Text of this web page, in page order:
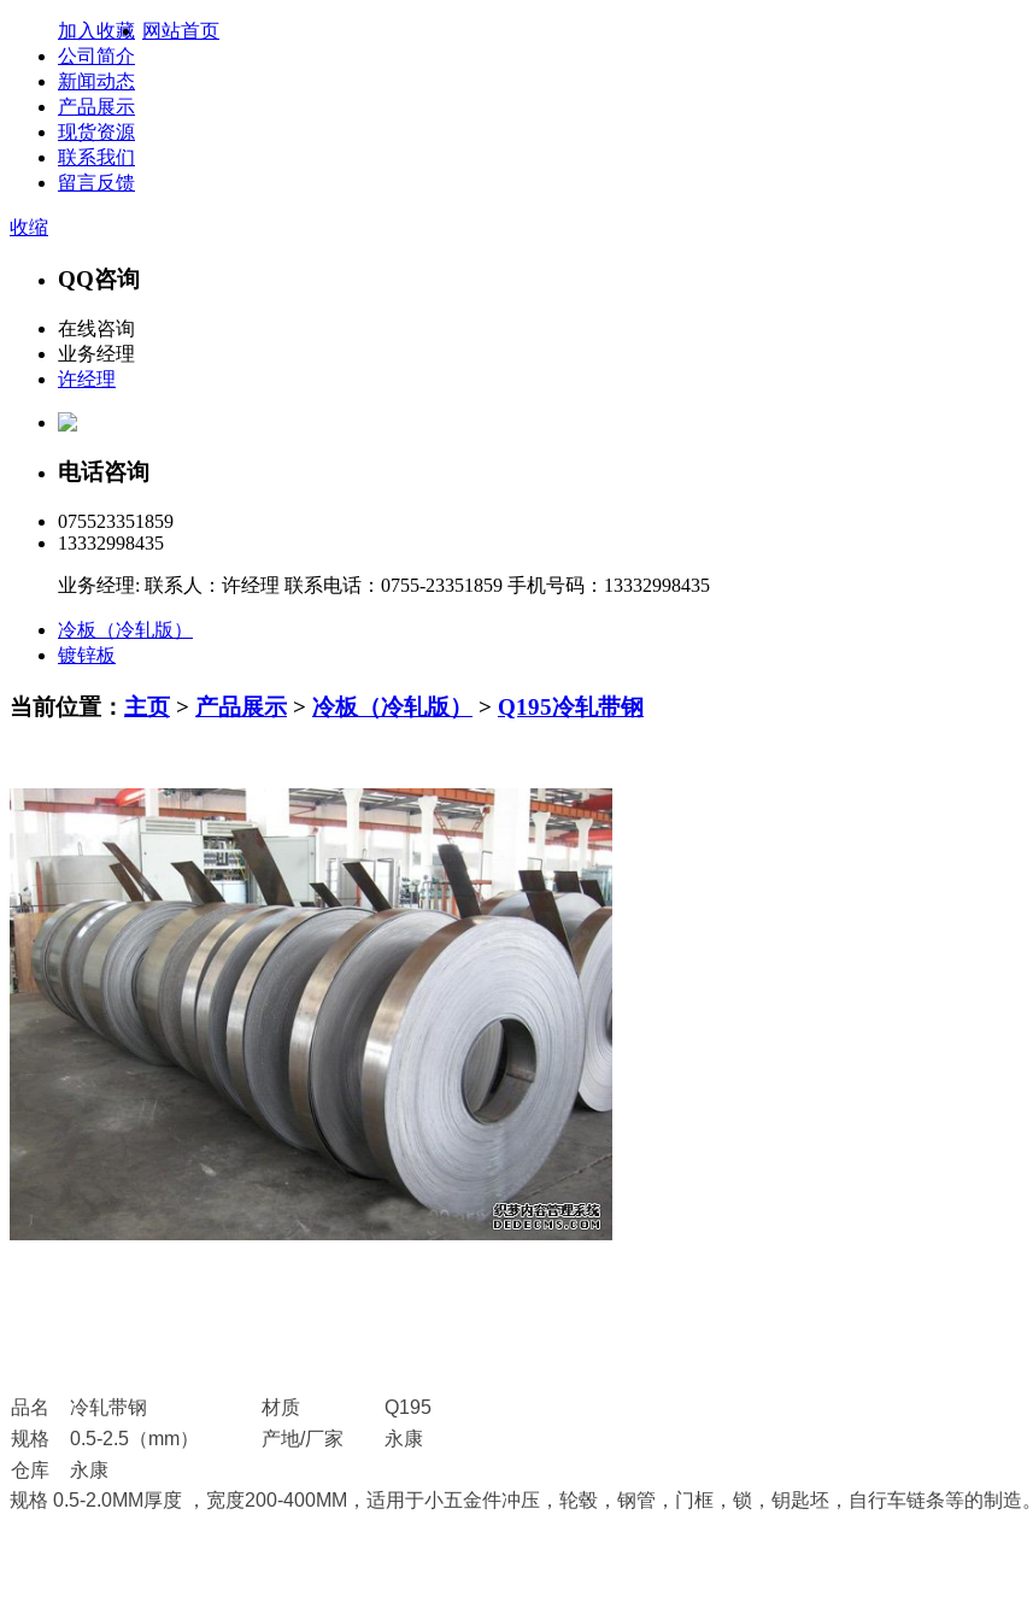
加入收藏 网站首页
公司简介
新闻动态
产品展示
现货资源
联系我们
留言反馈
收缩
QQ咨询
在线咨询
业务经理
许经理
电话咨询
075523351859
13332998435
业务经理: 联系人： 许经理 联系电话： 0755-23351859 手机号码： 13332998435
冷板（冷轧版）
镀锌板
当前位置： 主页 > 产品展示 > 冷板（冷轧版） > Q195冷轧带钢
品名 冷轧带钢 材质
Q195
规格
0.5-2.5（mm） 产地/厂家
永康
仓库
永康
规格 0.5-2.0MM厚度 ，宽度200-400MM，适用于小五金件冲压，轮毂，钢管，门框，锁，钥匙坯，自行车链条等的制造。